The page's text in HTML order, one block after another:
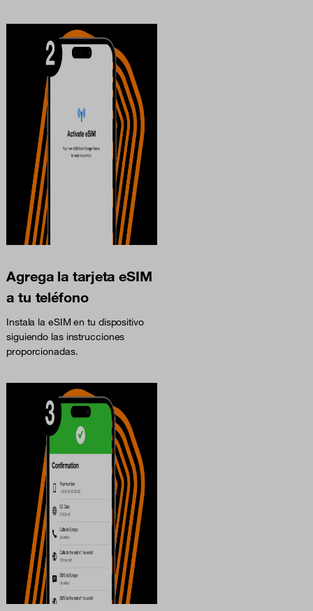
Agrega la tarjeta eSIM
a tu teléfono
Instala la eSIM en tu dispositivo
siguiendo las instrucciones
proporcionadas.